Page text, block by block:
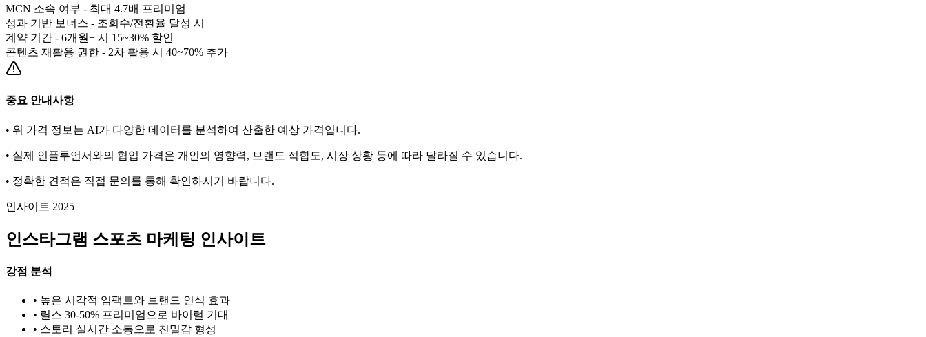
MCN 소속 여부 - 최대 4.7배 프리미엄
성과 기반 보너스 - 조회수/전환율 달성 시
계약 기간 - 6개월+ 시 15~30% 할인
콘텐츠 재활용 권한 - 2차 활용 시 40~70% 추가
중요 안내사항
• 위 가격 정보는 AI가 다양한 데이터를 분석하여 산출한 예상 가격입니다.
• 실제 인플루언서와의 협업 가격은 개인의 영향력, 브랜드 적합도, 시장 상황 등에 따라 달라질 수 있습니다.
• 정확한 견적은 직접 문의를 통해 확인하시기 바랍니다.
인사이트 2025
인스타그램 스포츠 마케팅 인사이트
강점 분석
• 높은 시각적 임팩트와 브랜드 인식 효과
• 릴스 30-50% 프리미엄으로 바이럴 기대
• 스토리 실시간 소통으로 친밀감 형성